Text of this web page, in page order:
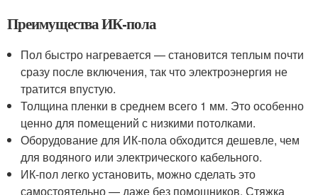
Преимущества ИК-пола
Пол быстро нагревается — становится теплым почти
сразу после включения, так что электроэнергия не
тратится впустую.
Толщина пленки в среднем всего 1 мм. Это особенно
ценно для помещений с низкими потолками.
Оборудование для ИК-пола обходится дешевле, чем
для водяного или электрического кабельного.
ИК-пол легко установить, можно сделать это
самостоятельно — даже без помощников. Стяжка